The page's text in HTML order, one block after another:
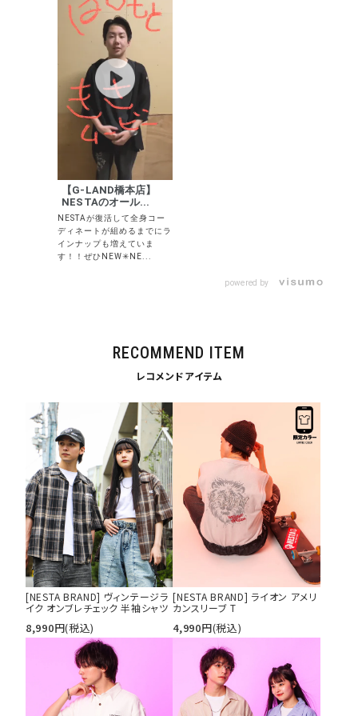
キーワードから探す
価格から探す
並び順
カテゴリ
M
L
XXL
36inc
38inc
40inc
KIDS
カラー
tune 絞り込んで検索する
【G-LAND橋本店】
NESTAのオール...
NESTAが復活して全身コー
ディネートが組めるまでにラ
インナップも増えていま
す！！ぜひNEW✳︎NE...
powered by
RECOMMEND ITEM
レコメンドアイテム
[NESTA BRAND] ヴィンテージラ
イク オンブレチェック 半袖シャツ
8,990円(税込)
[NESTA BRAND] ライオン アメリ
カンスリーブ T
4,990円(税込)